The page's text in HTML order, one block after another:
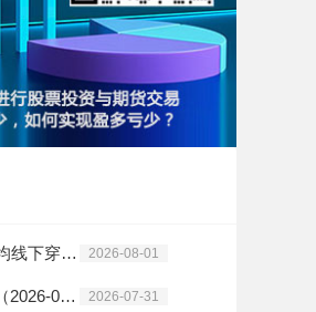
生意社ABS8月1日均线下穿 均差为-6.67元/吨 2026-08-01
ABS商品报价动态（2026-07-31） 2026-07-31